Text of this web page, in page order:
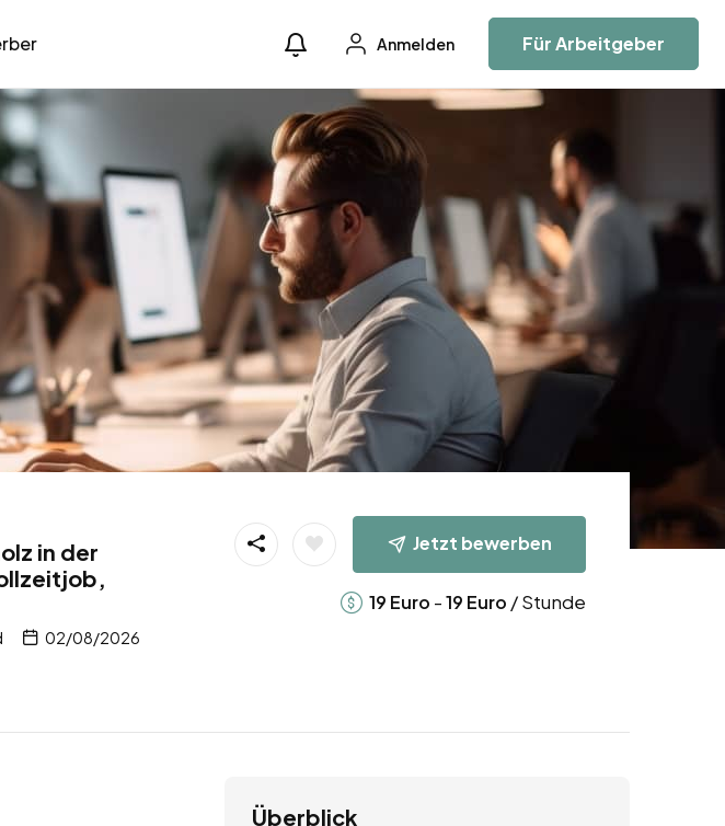
Anmelden Für Arbeitgeber
in der
02/08/2026
Jetzt bewerben
19 Euro -19 Euro / Stunde
Überblick